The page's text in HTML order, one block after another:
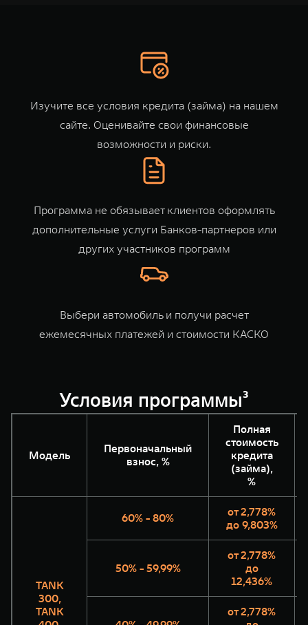
Расширяя границы комфорта
WEY 05
Эстетика
WEY 80 WEY 80
Масштаб
от 8 099
TANK Лизинг
TANK Страхование
Цифровые сервисы TANK
Изучите все условия кредита (займа) на нашем
сайте. Оценивайте свои финансовые
возможности и риски.
Программа не обязывает клиентов оформлять
дополнительные услуги Банков-партнеров или
других участников программ
Выбери автомобиль и получи расчет
ежемесячных платежей и стоимости КАСКО
Условия программы³
Модель
Первоначальный
взнос, %
Полная
стоимость
кредита
(займа),
%
TANK
300,
TANK
60% - 80%
от 2,778%
до 9,803%
50% - 59,99%
от 2,778%
до
12,436%
от 2,778%